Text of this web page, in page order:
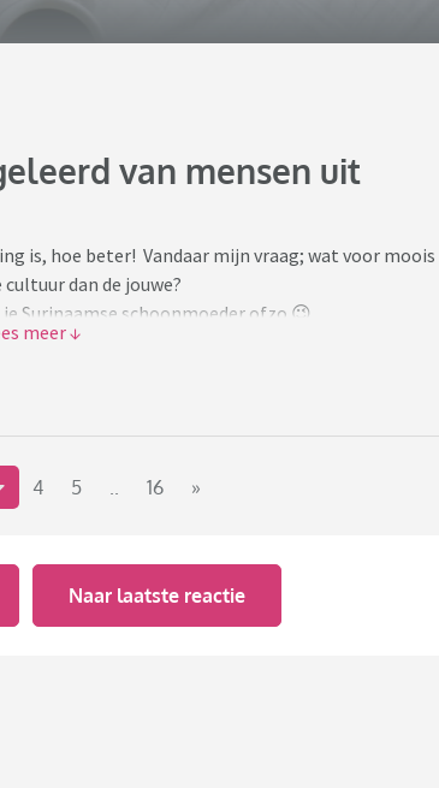
van mensen uit
is, hoe beter! Vandaar mijn vraag; wat voor moois
dan de jouwe?
Surinaamse schoonmoeder ofzo 😉
klasgenootje, je Surinaamse
4 5 .. 16 »
Naar laatste reactie